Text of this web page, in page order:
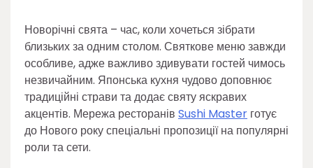
Новорічні свята – час, коли хочеться зібрати
близьких за одним столом. Святкове меню завжди
особливе, адже важливо здивувати гостей чимось
незвичайним. Японська кухня чудово доповнює
традиційні страви та додає святу яскравих
акцентів. Мережа ресторанів Sushi Master готує
до Нового року спеціальні пропозиції на популярні
роли та сети.